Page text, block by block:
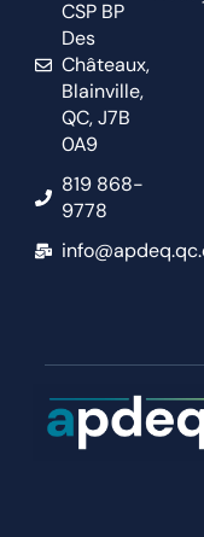
CSP BP
Des
Châteaux,
Blainville,
QC, J7B
0A9
819 868-
9778